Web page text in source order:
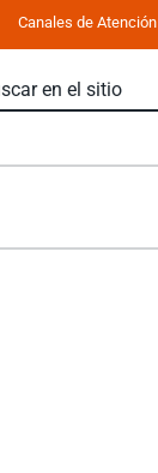
Canales de Atención